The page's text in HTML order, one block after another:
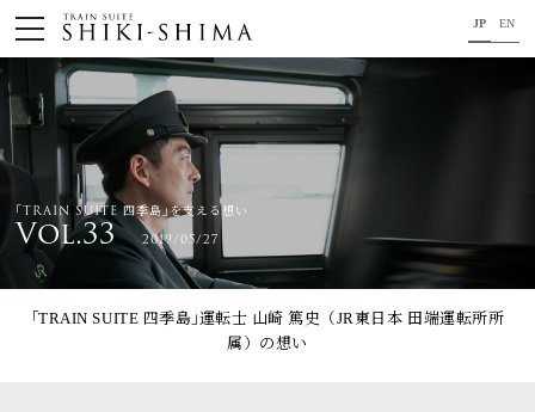
JP EN
HOME
車内のご紹介
旅の行程のご紹介
パンフレット・旅のお申し込み
オリジナル商品のご案内
｢TRAIN SUITE 四季島｣を支える想い
Vol.33 2019/05/27
｢TRAIN SUITE 四季島｣運転士 山崎 篤史（JR東日本 田端運転所所
属） の想い